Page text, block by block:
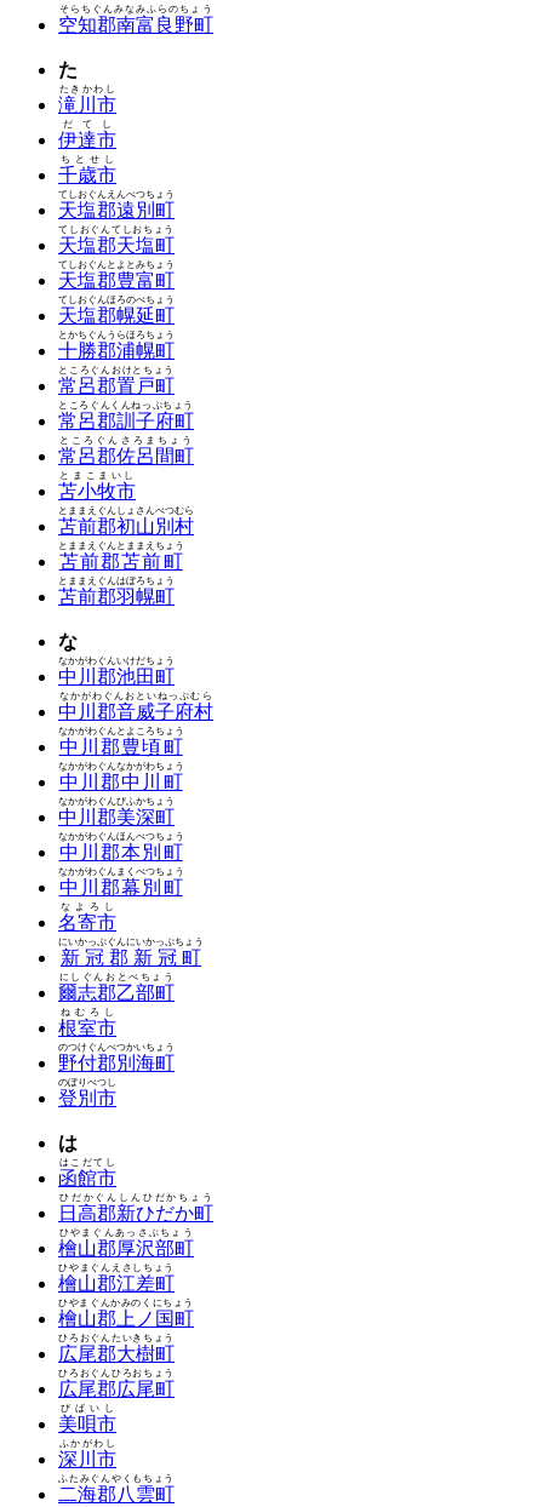
空知郡南富良野町
そらちぐんみなみふらのちょう
た
滝川市
たきかわし
伊達市
だてし
千歳市
ちとせし
天塩郡遠別町
てしおぐんえんべつちょう
天塩郡天塩町
てしおぐんてしおちょう
天塩郡豊富町
てしおぐんとよとみちょう
天塩郡幌延町
てしおぐんほろのべちょう
十勝郡浦幌町
とかちぐんうらほろちょう
常呂郡置戸町
ところぐんおけとちょう
常呂郡訓子府町
ところぐんくんねっぷちょう
常呂郡佐呂間町
ところぐんさろまちょう
苫小牧市
とまこまいし
苫前郡初山別村
とままえぐんしょさんべつむら
苫前郡苫前町
とままえぐんとままえちょう
苫前郡羽幌町
とままえぐんはぼろちょう
な
中川郡池田町
なかがわぐんいけだちょう
中川郡音威子府村
なかがわぐんおといねっぷむら
中川郡豊頃町
なかがわぐんとよころちょう
中川郡中川町
なかがわぐんなかがわちょう
中川郡美深町
なかがわぐんびふかちょう
中川郡本別町
なかがわぐんほんべつちょう
中川郡幕別町
なかがわぐんまくべつちょう
名寄市
なよろし
新冠郡新冠町
にいかっぷぐんにいかっぷちょう
爾志郡乙部町
にしぐんおとべちょう
根室市
ねむろし
野付郡別海町
のつけぐんべつかいちょう
登別市
のぼりべつし
は
函館市
はこだてし
日高郡新ひだか町
ひだかぐんしんひだかちょう
檜山郡厚沢部町
ひやまぐんあっさぶちょう
檜山郡江差町
ひやまぐんえさしちょう
檜山郡上ノ国町
ひやまぐんかみのくにちょう
広尾郡大樹町
ひろおぐんたいきちょう
広尾郡広尾町
ひろおぐんひろおちょう
美唄市
びばいし
深川市
ふかがわし
二海郡八雲町
ふたみぐんやくもちょう